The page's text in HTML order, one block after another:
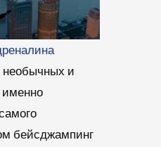
необычных и
именно
бейсджампинг